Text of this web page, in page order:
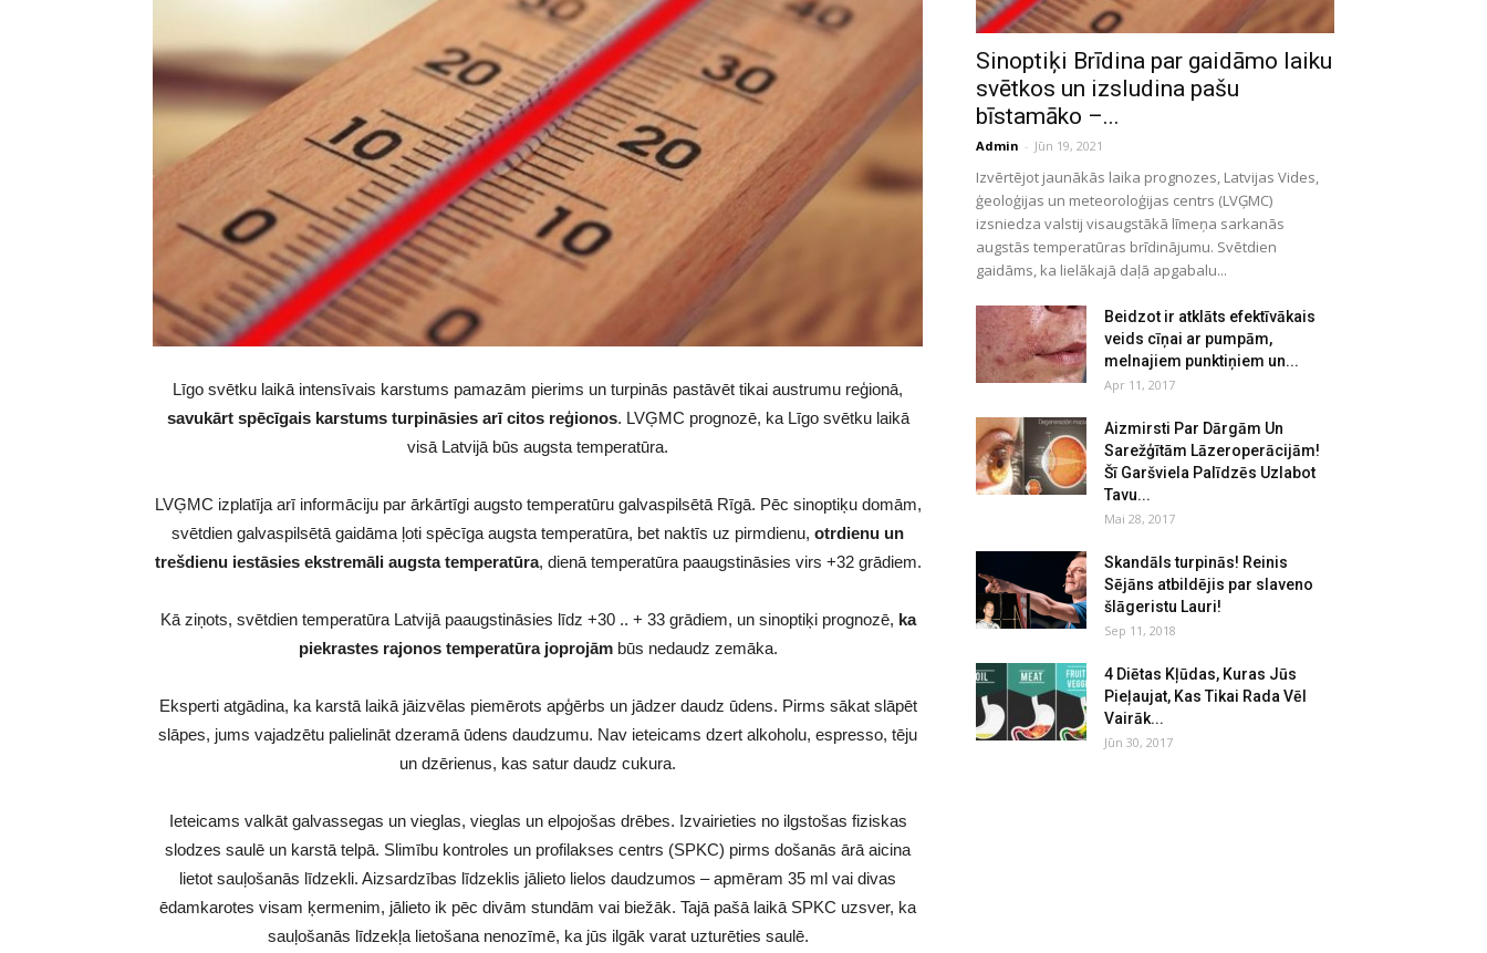
Līgo svētku laikā intensīvais karstums pamazām pierims un turpinās pastāvēt tikai austrumu reģionā,
savukārt spēcīgais karstums turpināsies arī citos reģionos. LVĢMC prognozē, ka Līgo svētku laikā
visā Latvijā būs augsta temperatūra.
LVĢMC izplatīja arī informāciju par ārkārtīgi augsto temperatūru galvaspilsētā Rīgā. Pēc sinoptiķu domām,
svētdien galvaspilsētā gaidāma ļoti spēcīga augsta temperatūra, bet naktīs uz pirmdienu, otrdienu un
trešdienu iestāsies ekstremāli augsta temperatūra, dienā temperatūra paaugstināsies virs +32 grādiem.
Kā ziņots, svētdien temperatūra Latvijā paaugstināsies līdz +30 .. + 33 grādiem, un sinoptiķi prognozē, ka
piekrastes rajonos temperatūra joprojāmbūs nedaudz zemāka.
Eksperti atgādina, ka karstā laikā jāizvēlas piemērots apģērbs un jādzer daudz ūdens. Pirms sākat slāpēt
slāpes, jums vajadzētu palielināt dzeramā ūdens daudzumu. Nav ieteicams dzert alkoholu, espresso, tēju
un dzērienus, kas satur daudz cukura.
Ieteicams valkāt galvassegas un vieglas, vieglas un elpojošas drēbes. Izvairieties no ilgstošas ​​fiziskas
slodzes saulē un karstā telpā. Slimību kontroles un profilakses centrs (SPKC) pirms došanās ārā aicina
lietot sauļošanās līdzekli. Aizsardzības līdzeklis jālieto lielos daudzumos – apmēram 35 ml vai divas
ēdamkarotes visam ķermenim, jālieto ik pēc divām stundām vai biežāk. Tajā pašā laikā SPKC uzsver, ka
sauļošanās līdzekļa lietošana nenozīmē, ka jūs ilgāk varat uzturēties saulē.
Sinoptiķi Brīdina par gaidāmo laiku
svētkos un izsludina pašu
bīstamāko –...
Admin - Jūn 19, 2021
Izvērtējot jaunākās laika prognozes, Latvijas Vides,
ģeoloģijas un meteoroloģijas centrs (LVĢMC)
izsniedza valstij visaugstākā līmeņa sarkanās
augstās temperatūras brīdinājumu. Svētdien
gaidāms, ka lielākajā daļā apgabalu...
Beidzot ir atklāts efektīvākais
veids cīņai ar pumpām,
melnajiem punktiņiem un...
Apr 11, 2017
Aizmirsti Par Dārgām Un
Sarežģītām Lāzeroperācijām!
Šī Garšviela Palīdzēs Uzlabot
Tavu...
Mai 28, 2017
Skandāls turpinās! Reinis
Sējāns atbildējis par slaveno
šlāgeristu Lauri!
Sep 11, 2018
4 Diētas Kļūdas, Kuras Jūs
Pieļaujat, Kas Tikai Rada Vēl
Vairāk...
Jūn 30, 2017